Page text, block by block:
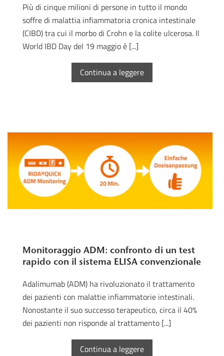
Più di cinque milioni di persone in tutto il mondo
soffre di malattia infiammatoria cronica intestinale
(CIBD) tra cui il morbo di Crohn e la colite ulcerosa. Il
World IBD Day del 19 maggio è [...]
Continua a leggere
Monitoraggio ADM: confronto di un test
rapido con il sistema ELISA convenzionale
Adalimumab (ADM) ha rivoluzionato il trattamento
dei pazienti con malattie infiammatorie intestinali.
Nonostante il suo successo terapeutico, circa il 40%
dei pazienti non risponde al trattamento [...]
Continua a leggere